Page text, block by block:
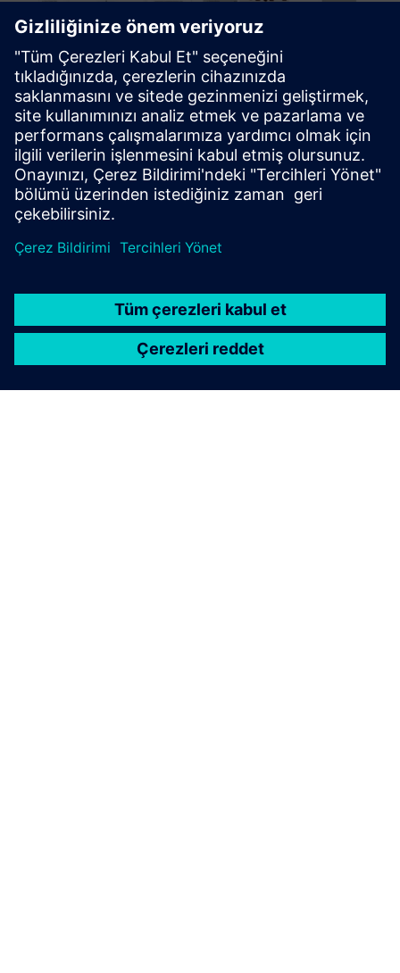
EthonAI Industrial AI Platform
Daha azıyla daha fazla üretin. Industrial AI Platformumuz,
süreç sapmalarını gerçek zamanlı olarak açıklamak için
Nedensel Yapay Zeka kullanır. Role özel rehberlik yoluyla
ham veriler ile doğrudan KPI etkisi arasındaki boşluğu kap...
Daha fazla bilgi edinin